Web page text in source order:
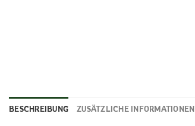
BESCHREIBUNG ZUSÄTZLICHE INFORMATIONEN